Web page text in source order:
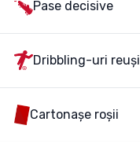
Pase decisive
Dribbling-uri
Cartonașe roșii